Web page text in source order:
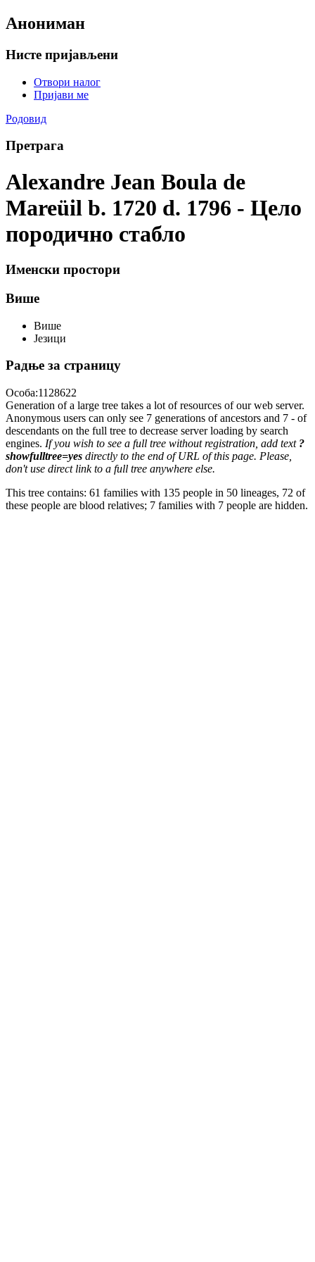
Анониман
Нисте пријављени
Отвори налог
Пријави ме
Родовид
Претрага
Alexandre Jean Boula de
Mareüil b. 1720 d. 1796 - Цело
породично стабло
Именски простори
Више
Више
Језици
Радње за страницу
Особа:1128622
Generation of a large tree takes a lot of resources of our web server.
Anonymous users can only see 7 generations of ancestors and 7 - of
descendants on the full tree to decrease server loading by search
engines. If you wish to see a full tree without registration, add text ?
showfulltree=yes directly to the end of URL of this page. Please,
don't use direct link to a full tree anywhere else.
This tree contains: 61 families with 135 people in 50 lineages, 72 of
these people are blood relatives; 7 families with 7 people are hidden.